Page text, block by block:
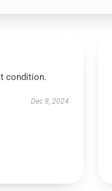
condition.
Dec 8, 2024